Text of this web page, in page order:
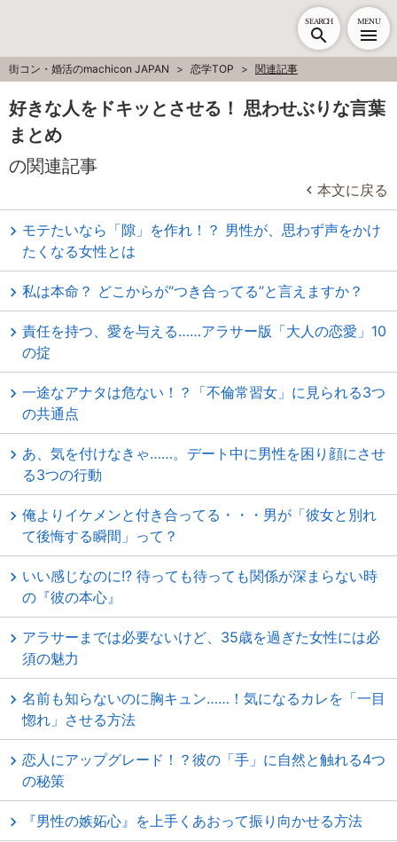
SEARCH MENU
街コン・婚活のmachicon JAPAN 恋学TOP 関連記事
好きな人をドキッとさせる！ 思わせぶりな言葉
まとめ
の関連記事
本文に戻る
モテたいなら「隙」を作れ！？ 男性が、思わず声をかけ
たくなる女性とは
私は本命？ どこからが“つき合ってる”と言えますか？
責任を持つ、愛を与える……アラサー版「大人の恋愛」10
の掟
一途なアナタは危ない！？「不倫常習女」に見られる3つ
の共通点
あ、気を付けなきゃ……。デート中に男性を困り顔にさせ
る3つの行動
俺よりイケメンと付き合ってる・・・男が「彼女と別れ
て後悔する瞬間」って？
いい感じなのに!? 待っても待っても関係が深まらない時
の『彼の本心』
アラサーまでは必要ないけど、35歳を過ぎた女性には必
須の魅力
名前も知らないのに胸キュン……！気になるカレを「一目
惚れ」させる方法
恋人にアップグレード！？彼の「手」に自然と触れる4つ
の秘策
『男性の嫉妬心』を上手くあおって振り向かせる方法